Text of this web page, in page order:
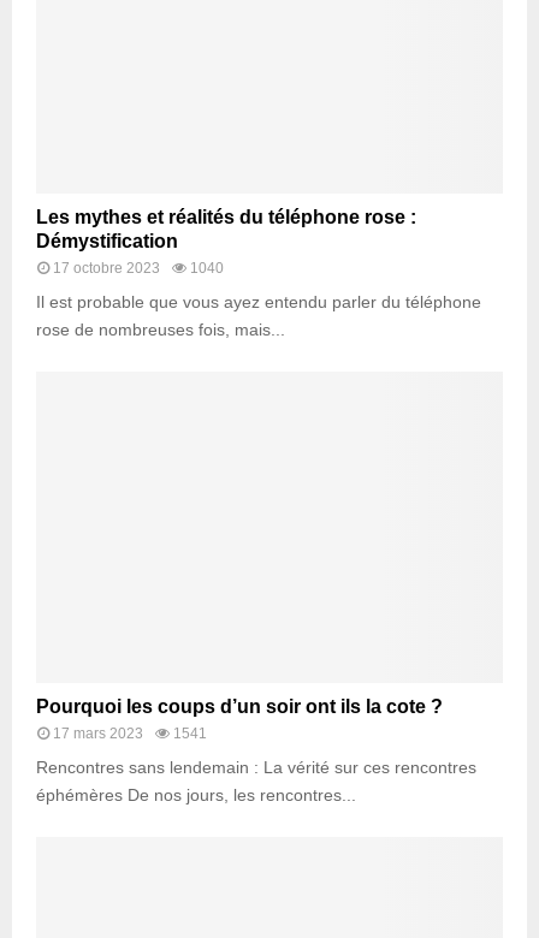
Les mythes et réalités du téléphone rose :
Démystification
17 octobre 2023 1040
Il est probable que vous ayez entendu parler du téléphone
rose de nombreuses fois, mais...
Pourquoi les coups d’un soir ont ils la cote ?
17 mars 2023 1541
Rencontres sans lendemain : La vérité sur ces rencontres
éphémères De nos jours, les rencontres...